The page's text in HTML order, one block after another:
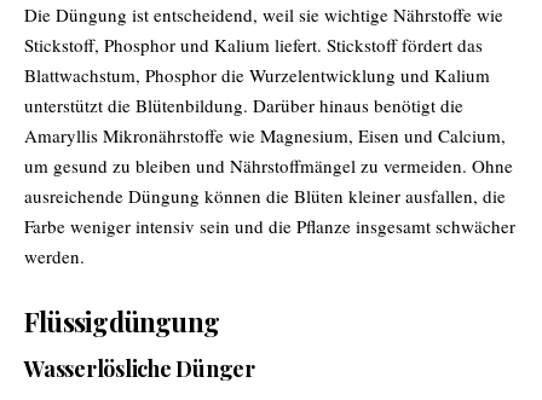
Die Düngung ist entscheidend, weil sie wichtige Nährstoffe wie
Stickstoff, Phosphor und Kalium liefert. Stickstoff fördert das
Blattwachstum, Phosphor die Wurzelentwicklung und Kalium
unterstützt die Blütenbildung. Darüber hinaus benötigt die
Amaryllis Mikronährstoffe wie Magnesium, Eisen und Calcium,
um gesund zu bleiben und Nährstoffmängel zu vermeiden. Ohne
ausreichende Düngung können die Blüten kleiner ausfallen, die
Farbe weniger intensiv sein und die Pflanze insgesamt schwächer
werden.
Flüssigdüngung
Wasserlösliche Dünger